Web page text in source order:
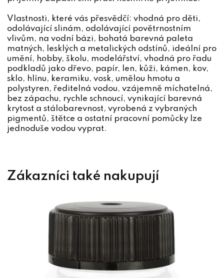
Vlastnosti, které vás přesvědčí: vhodná pro děti,
odolávající slinám, odolávající povětrnostním
vlivům, na vodní bázi, bohatá barevná paleta
matných, lesklých a metalických odstínů, ideální pro
umění, hobby, školu, modelářství, vhodná pro řadu
podkladů jako dřevo, papír, len, kůži, kámen, kov,
sklo, hlínu, keramiku, vosk, umělou hmotu a
polystyren, ředitelná vodou, vzájemně míchatelná,
bez zápachu, rychle schnoucí, vynikající barevná
krytost a stálobarevnost, vyrobená z vybraných
pigmentů, štětce a ostatní pracovní pomůcky lze
jednoduše vodou vyprat.